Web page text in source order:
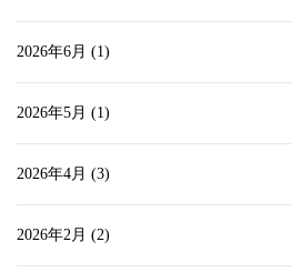
2026年6月 (1)
2026年5月 (1)
2026年4月 (3)
2026年2月 (2)